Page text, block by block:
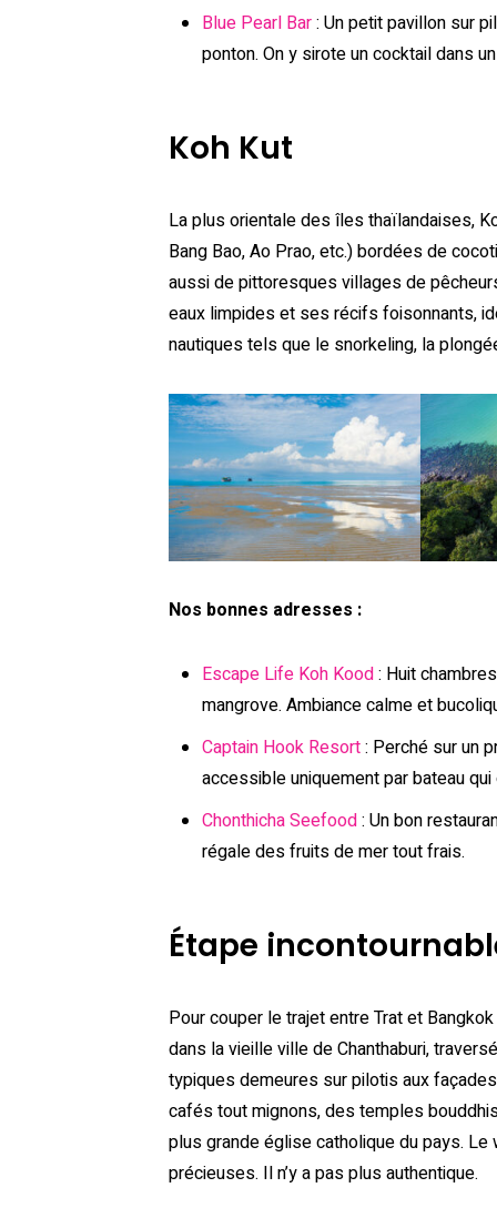
Blue Pearl Bar: Un petit pavillon sur
ponton. On y sirote un cocktail dans
Koh Kut
La plus orientale des îles thaïlandaises,
Bang Bao, Ao Prao, etc.) bordées de
aussi de pittoresques villages de
eaux limpides et ses récifs foisonnants,
nautiques tels que le snorkeling, la
Nos bonnes adresses :
Escape Life Koh Kood: Huit
mangrove. Ambiance calme et
Captain Hook Resort: Perché sur un
accessible uniquement par bateau
Chonthicha Seefood: Un bon
régale des fruits de mer tout frais.
Étape
Pour couper le trajet entre Trat et
dans la vieille ville de Chanthaburi,
typiques demeures sur pilotis aux
cafés tout mignons, des temples
plus grande église catholique du pays.
précieuses. Il n’y a pas plus authentique.